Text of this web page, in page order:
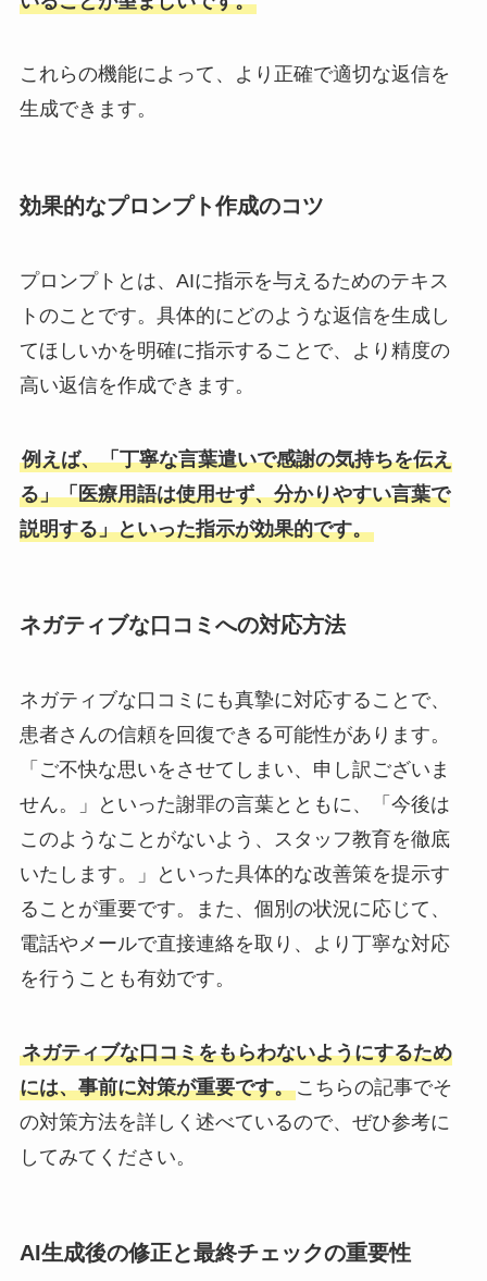
これらの機能によって、より正確で適切な返信を
生成できます。
効果的なプロンプト作成のコツ
プロンプトとは、AIに指示を与えるためのテキス
トのことです。具体的にどのような返信を生成し
てほしいかを明確に指示することで、より精度の
高い返信を作成できます。
例えば、「丁寧な言葉遣いで感謝の気持ちを伝え
る」「医療用語は使用せず、分かりやすい言葉で
説明する」といった指示が効果的です。
ネガティブな口コミへの対応方法
ネガティブな口コミにも真摯に対応することで、
患者さんの信頼を回復できる可能性があります。
「ご不快な思いをさせてしまい、申し訳ございま
せん。」といった謝罪の言葉とともに、「今後は
このようなことがないよう、スタッフ教育を徹底
いたします。」といった具体的な改善策を提示す
ることが重要です。また、個別の状況に応じて、
電話やメールで直接連絡を取り、より丁寧な対応
を行うことも有効です。
ネガティブな口コミをもらわないようにするため
には、事前に対策が重要です。こちらの記事でそ
の対策方法を詳しく述べているので、ぜひ参考に
してみてください。
AI生成後の修正と最終チェックの重要性